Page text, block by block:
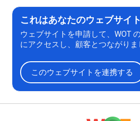
これはあなたのウェブサイ
ウェブサイトを申請して、WOT
にアクセスし、顧客とつながりま
このウェブサイトを連携する